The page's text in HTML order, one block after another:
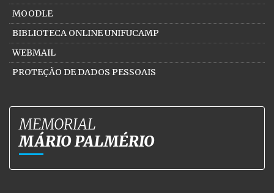
MOODLE
BIBLIOTECA ONLINE UNIFUCAMP
WEBMAIL
PROTEÇÃO DE DADOS PESSOAIS
MEMORIAL
MÁRIO PALMÉRIO